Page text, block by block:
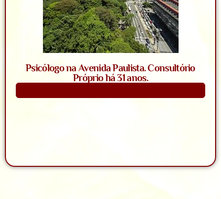
Psicólogo na Avenida Paulista. Consultório
Próprio há 31 anos.